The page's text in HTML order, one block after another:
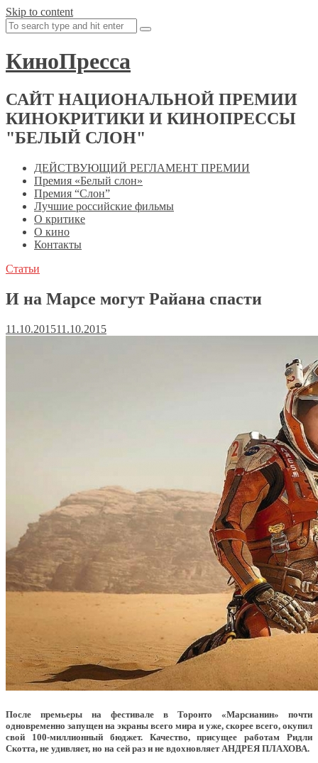
Skip to content
КиноПресса
САЙТ НАЦИОНАЛЬНОЙ ПРЕМИИ
КИНОКРИТИКИ И КИНОПРЕССЫ
"БЕЛЫЙ СЛОН"
ДЕЙСТВУЮЩИЙ РЕГЛАМЕНТ ПРЕМИИ
Премия «Белый слон»
Премия “Слон”
Лучшие российские фильмы
О критике
О кино
Контакты
Статьи
И на Марсе могут Райана спасти
11.10.201511.10.2015
После премьеры на фестивале в Торонто «Марсианин» почти
одновременно запущен на экраны всего мира и уже, скорее всего, окупил
свой 100-миллионный бюджет. Качество, присущее работам Ридли
Скотта, не удивляет, но на сей раз и не вдохновляет АНДРЕЯ ПЛАХОВА.